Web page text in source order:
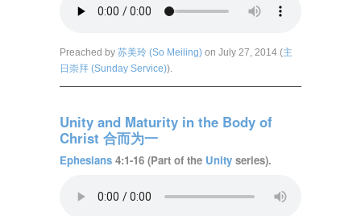
Preached by 苏美玲 (So Meiling) on July 27, 2014 (主
日崇拜 (Sunday Service)).
Unity and Maturity in the Body of
Christ 合而为一
Ephesians 4:1-16 (Part of the Unity series).